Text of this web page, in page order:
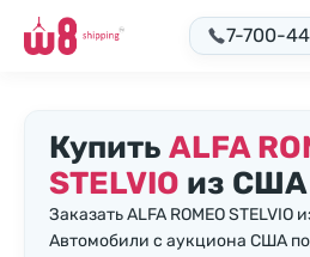
7-700-
Купить ALFA
STELVIO из США
Заказать ALFA ROMEO STELVIO
Автомобили с аукциона США